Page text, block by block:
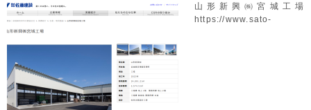
山形新興㈱宮城工場
https://www.sato-